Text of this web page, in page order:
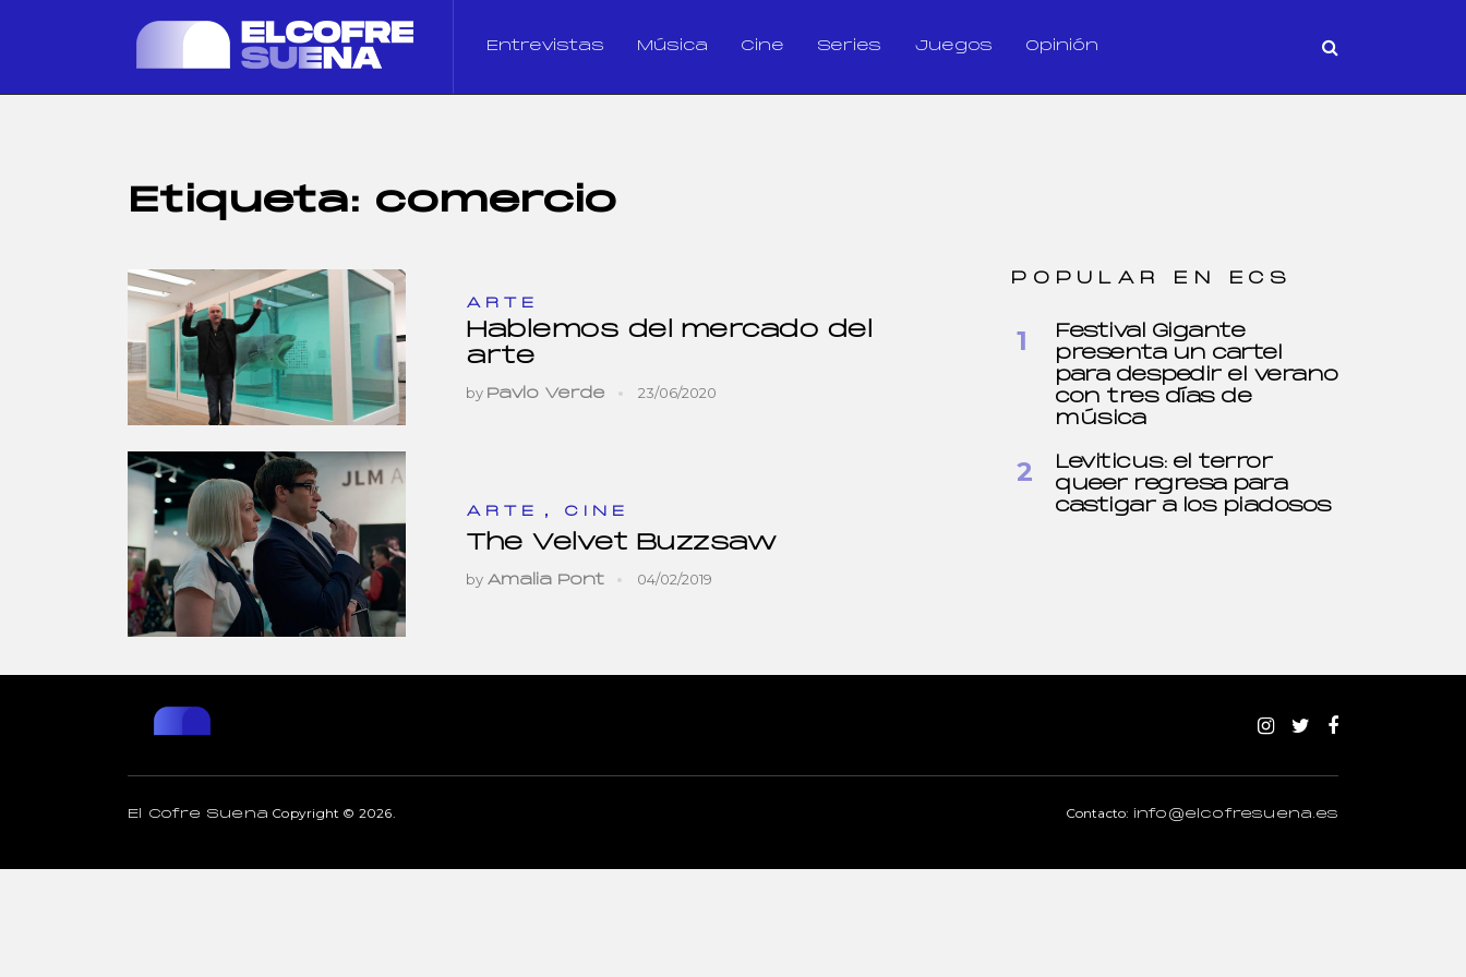
Entrevistas Música Cine Series Juegos Opinión
Etiqueta: comercio
ARTE
Hablemos del mercado del
arte
by Pavlo Verde 23/06/2020
ARTE , CINE
The Velvet Buzzsaw
by Amalia Pont 04/02/2019
POPULAR EN ECS
Festival Gigante
presenta un cartel
para despedir el verano
con tres días de
música
Leviticus: el terror
queer regresa para
castigar a los piadosos
El Cofre Suena Copyright © 2026. Contacto: info@elcofresuena.es